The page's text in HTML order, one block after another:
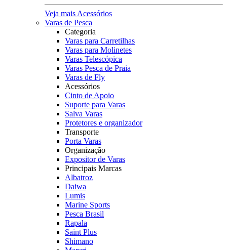
Veja mais Acessórios
Varas de Pesca
Categoria
Varas para Carretilhas
Varas para Molinetes
Varas Telescópica
Varas Pesca de Praia
Varas de Fly
Acessórios
Cinto de Apoio
Suporte para Varas
Salva Varas
Protetores e organizador
Transporte
Porta Varas
Organização
Expositor de Varas
Principais Marcas
Albatroz
Daiwa
Lumis
Marine Sports
Pesca Brasil
Rapala
Saint Plus
Shimano